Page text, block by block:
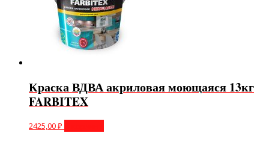
Краска ВДВА акриловая моющаяся 13кг
FARBITEX
2425,00₽